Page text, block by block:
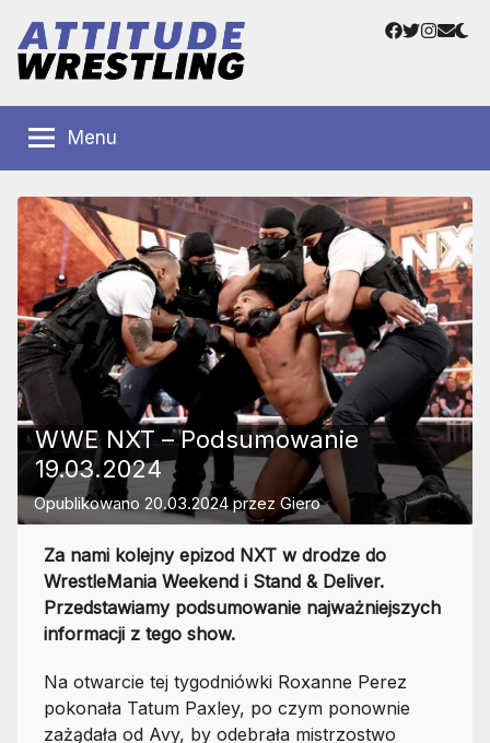
treści
Wrestling
Polska
Wrestlingu
Facebook
Twitter
Menu
WWE NXT – Podsumowanie
19.03.2024
Opublikowano 20.03.2024 przez Giero
Za nami kolejny epizod NXT w drodze do
WrestleMania Weekend i Stand & Deliver.
Przedstawiamy podsumowanie najważniejszych
informacji z tego show.
Na otwarcie tej tygodniówki Roxanne Perez
pokonała Tatum Paxley, po czym ponownie
zażądała od Avy, by odebrała mistrzostwo